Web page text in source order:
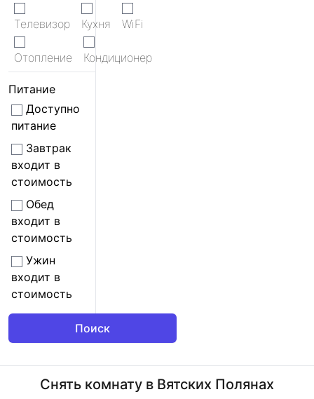
Телевизор Кухня WiFi
Отопление Кондиционер
Питание
Доступно
питание
Завтрак
входит в
стоимость
Обед
входит в
стоимость
Ужин
входит в
стоимость
Снять комнату в Вятских Полянах